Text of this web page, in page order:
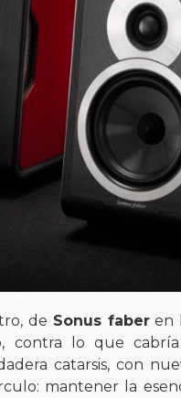
de Sonus faberen
contra lo que
catarsis, con
mantener la